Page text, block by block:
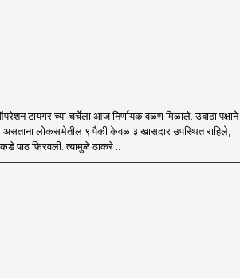
चर्चेला आज निर्णायक वळण मिळाले. उबाठा पक्षाने
असताना लोकसभेतील ९ पैकी केवळ ३ खासदार उपस्थित राहिले,
पाठ फिरवली. त्यामुळे ठाकरे ..